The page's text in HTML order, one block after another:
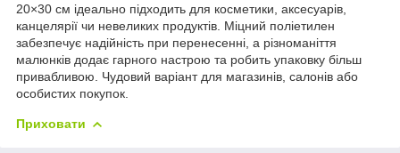
20×30 см ідеально підходить для косметики, аксесуарів,
канцелярії чи невеликих продуктів. Міцний поліетилен
забезпечує надійність при перенесенні, а різноманіття
малюнків додає гарного настрою та робить упаковку більш
привабливою. Чудовий варіант для магазинів, салонів або
особистих покупок.
Приховати